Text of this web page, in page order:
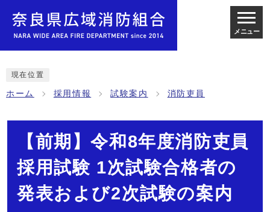
メニュー
現在位置
ホーム 採用情報 試験案内 消防吏員
【前期】令和8年度消防吏員
採用試験 1次試験合格者の
発表および2次試験の案内